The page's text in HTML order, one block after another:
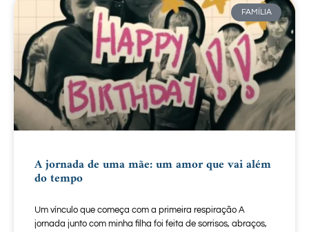
FAMÍLIA
A jornada de uma mãe: um amor que vai além
do tempo
Um vínculo que começa com a primeira respiração A
jornada junto com minha filha foi feita de sorrisos, abraços,